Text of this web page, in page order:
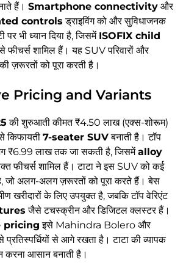
हैं। Smartphone connectivity और
controls ड्राइविंग को और सुविधाजनक
पर भी ध्यान दिया है, जिसमें ISOFIX child
फीचर्स शामिल हैं। यह SUV परिवारों और
ज़रूरतों को पूरा करती है।
Pricing and Variants
की शुरुआती कीमत ₹4.50 लाख (एक्स-शोरूम)
किफायती 7-seater SUVबनाती है। टॉप
₹6.99 लाख तक जा सकती है, जिसमेंalloy
फीचर्स शामिल हैं। टाटा ने इस SUV को कई
जो अलग-अलग ज़रूरतों को पूरा करते हैं। बेस
खरीदारों के लिए उपयुक्त है, जबकि टॉप वेरिएंट
जैसे टचस्क्रीन और डिजिटल क्लस्टर हैं।
pricing इसे Mahindra Bolero और
से आगे रखता है। टाटा की व्यापक
करना आसान बनाती है।